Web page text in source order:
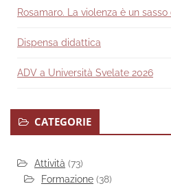
Rosamaro. La violenza è un
Dispensa didattica
ADV a Università Svelate 2026
CATEGORIE
Attività (73)
Formazione (38)